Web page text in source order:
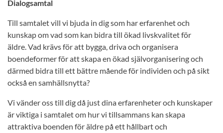
Dialogsamtal
Till samtalet vill vi bjuda in dig som har erfarenhet och
kunskap om vad som kan bidra till ökad livskvalitet för
äldre. Vad krävs för att bygga, driva och organisera
boendeformer för att skapa en ökad självorganisering och
därmed bidra till ett bättre mående för individen och på sikt
också en samhällsnytta?
Vi vänder oss till dig då just dina erfarenheter och kunskaper
är viktiga i samtalet om hur vi tillsammans kan skapa
attraktiva boenden för äldre på ett hållbart och